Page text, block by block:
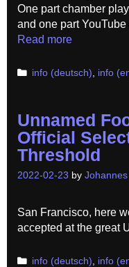
One part chamber
and one part
Read more
Categories
info (deutsch) info
Unnamed
Official
Threshold
2022-02-23 by
San Francisco, here
accepted at the great
Categories
info (deutsch) info